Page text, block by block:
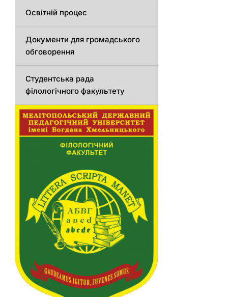
Освітній процес
Документи для громадського
обговорення
Студентська рада
філологічного факультету